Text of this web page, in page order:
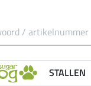
STALLEN